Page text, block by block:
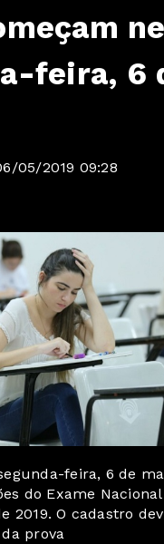
feira, 6
05/2019 09:28
feira, 6 de
do Exame
2019. O cadastro
prova